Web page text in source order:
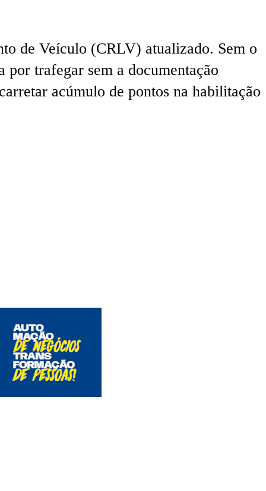
de Veículo (CRLV) atualizado. Sem o
trafegar sem a documentação
acúmulo de pontos na habilitação